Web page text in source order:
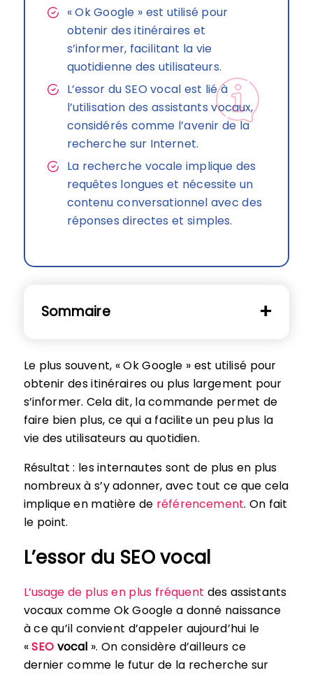
« Ok Google » est utilisé pour
obtenir des itinéraires et
s’informer, facilitant la vie
quotidienne des utilisateurs.
L’essor du SEO vocal est lié à
l’utilisation des assistants vocaux,
considérés comme l’avenir de la
recherche sur Internet.
La recherche vocale implique des
requêtes longues et nécessite un
contenu conversationnel avec des
réponses directes et simples.
Sommaire
Le plus souvent, « Ok Google » est utilisé pour
obtenir des itinéraires ou plus largement pour
s’informer. Cela dit, la commande permet de
faire bien plus, ce qui a facilite un peu plus la
vie des utilisateurs au quotidien.
Résultat : les internautes sont de plus en plus
nombreux à s’y adonner, avec tout ce que cela
implique en matière de référencement. On fait
le point.
L’essor du SEO vocal
L’usage de plus en plus fréquent des assistants
vocaux comme Ok Google a donné naissance
à ce qu’il convient d’appeler aujourd’hui le
«SEOvocal ». On considère d’ailleurs ce
dernier comme le futur de la recherche sur